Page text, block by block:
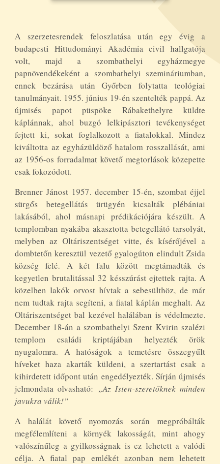
A szerzetesrendek feloszlatása után egy évig a
budapesti Hittudományi Akadémia civil hallgatója
volt, majd a szombathelyi egyházmegye
papnövendékeként a szombathelyi szemináriumban,
ennek bezárása után Győrben folytatta teológiai
tanulmányait. 1955. június 19-én szentelték pappá. Az
újmisés papot püspöke Rábakethelyre küldte
káplánnak, ahol buzgó lelkipásztori tevékenységet
fejtett ki, sokat foglalkozott a fiatalokkal. Mindez
kiváltotta az egyházüldöző hatalom rosszallását, ami
az 1956-os forradalmat követő megtorlások közepette
csak fokozódott.
Brenner Jánost 1957. december 15-én, szombat éjjel
sürgős betegellátás ürügyén kicsalták plébániai
lakásából, ahol másnapi prédikációjára készült. A
templomban nyakába akasztotta betegellátó tarsolyát,
melyben az Oltáriszentséget vitte, és kísérőjével a
dombtetőn keresztül vezető gyalogúton elindult Zsida
község felé. A két falu között megtámadták és
kegyetlen brutalitással 32 késszúrást ejtettek rajta. A
közelben lakók orvost hívtak a sebesülthöz, de már
nem tudtak rajta segíteni, a fiatal káplán meghalt. Az
Oltáriszentséget bal kezével halálában is védelmezte.
December 18-án a szombathelyi Szent Kvirin szalézi
templom családi kriptájában helyezték örök
nyugalomra. A hatóságok a temetésre összegyűlt
híveket haza akarták küldeni, a szertartást csak a
kihirdetett időpont után engedélyezték. Sírján újmisés
jelmondata olvasható: „Az Isten-szeretőknek minden
javukra válik!”
A halálát követő nyomozás során megpróbálták
megfélemlíteni a környék lakosságát, mint ahogy
valószínűleg a gyilkosságnak is ez lehetett a valódi
célja. A fiatal pap emlékét azonban nem lehetett